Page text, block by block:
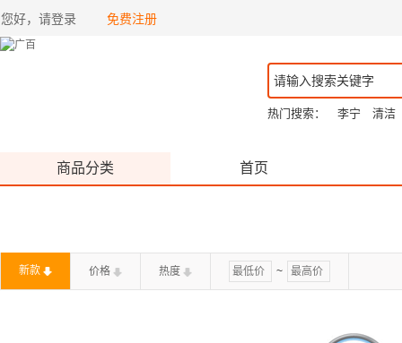
您好，请登录 免费注册
热门搜索： 李宁 清洁
商品分类 首页
新款 价格 热度 ~